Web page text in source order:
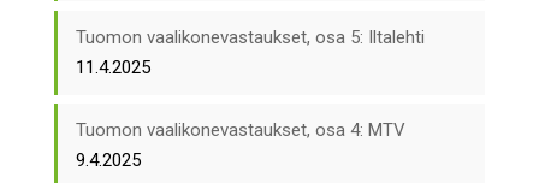
Tuomon vaalikonevastaukset, osa 5: Iltalehti
11.4.2025
Tuomon vaalikonevastaukset, osa 4: MTV
9.4.2025